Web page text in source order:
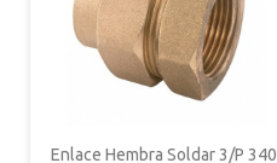
Enlace Hembra Soldar 3/P 340